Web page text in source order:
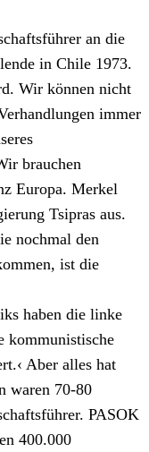
an die
in Chile 1973.
Wir können nicht
immer
brauchen
Europa. Merkel
Tsipras aus.
nochmal den
ist die
haben die linke
kommunistische
Aber alles hat
waren 70-80
PASOK
400.000